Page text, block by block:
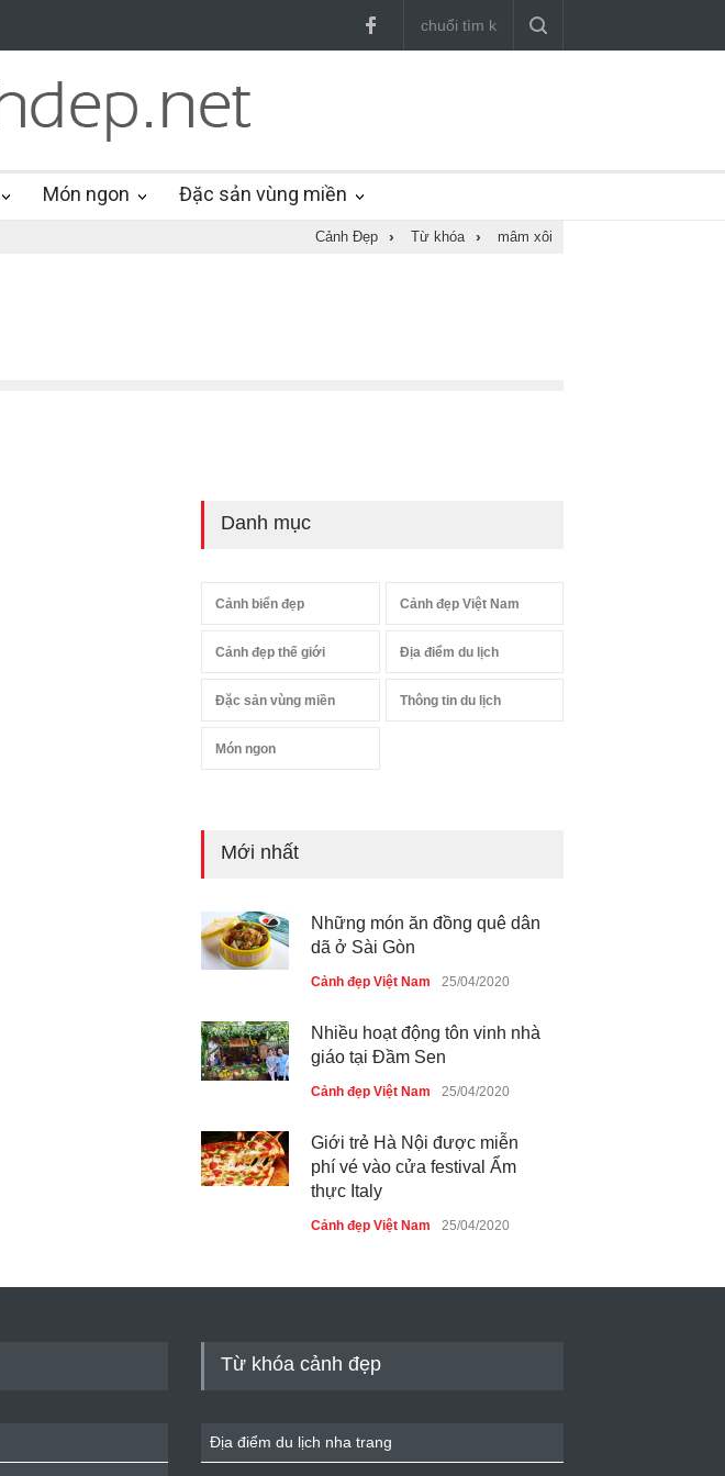
Món ngon Đặc sản vùng miền
Cảnh Đẹp › Từ khóa › mâm xôi
Danh mục
Cảnh biển đẹp Cảnh đẹp Việt Nam
Cảnh đẹp thế giới Địa điểm du lịch
Đặc sản vùng miền Thông tin du lịch
Món ngon
Mới nhất
Những món ăn đồng quê dân
dã ở Sài Gòn
Cảnh đẹp Việt Nam 25/04/2020
Nhiều hoạt động tôn vinh nhà
giáo tại Đầm Sen
Cảnh đẹp Việt Nam 25/04/2020
Giới trẻ Hà Nội được miễn
phí vé vào cửa festival Ẩm
thực Italy
Cảnh đẹp Việt Nam 25/04/2020
Cảnh đẹp Việt Nam
Từ khóa cảnh đẹp
Địa điểm du lịch nha trang